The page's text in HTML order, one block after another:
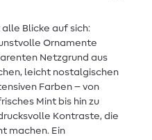
Blicke auf sich:
Ornamente
Netzgrund aus
leicht nostalgischen
Farben – von
Mint bis hin zu
Kontraste, die
machen. Ein